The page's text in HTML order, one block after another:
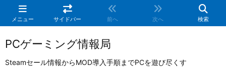
メニュー サイドバー 前へ 次へ 検索
PCゲーミング情報局
Steamセール情報からMOD導入手順までPCを遊び尽くす